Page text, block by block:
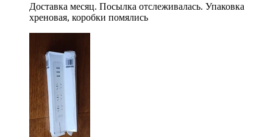
Доставка месяц. Посылка отслеживалась. Упаковка
хреновая, коробки помялись